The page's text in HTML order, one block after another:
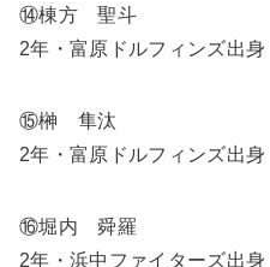
⑭棟方 聖斗
2年・富原ドルフィンズ出身
⑮榊 隼汰
2年・富原ドルフィンズ出身
⑯堀内 舜羅
2年・浜中ファイターズ出身